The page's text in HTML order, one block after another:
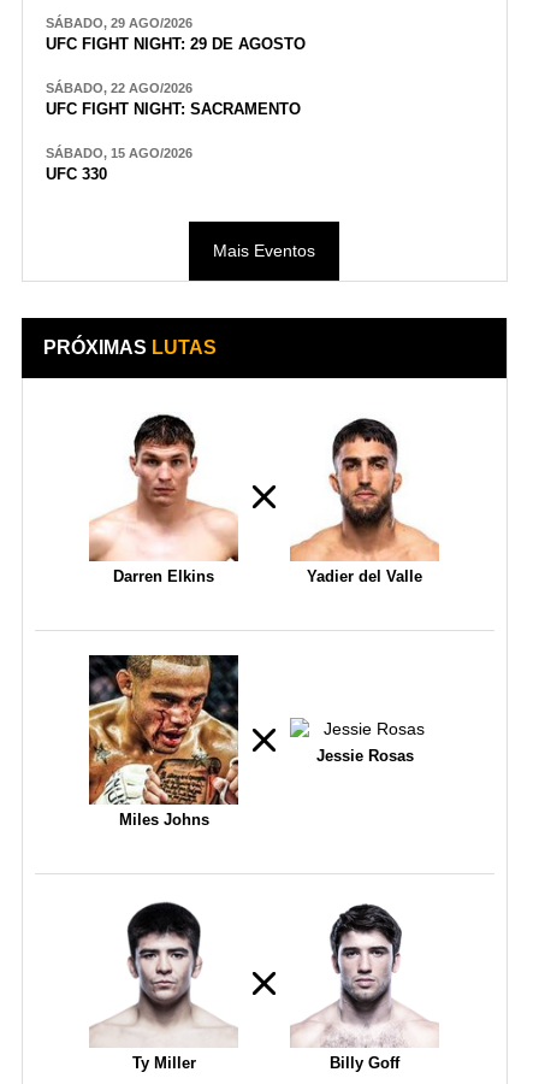
SÁBADO, 29 AGO/2026
UFC FIGHT NIGHT: 29 DE AGOSTO
SÁBADO, 22 AGO/2026
UFC FIGHT NIGHT: SACRAMENTO
SÁBADO, 15 AGO/2026
UFC 330
Mais Eventos
PRÓXIMAS LUTAS
Darren Elkins Yadier del Valle
Miles Johns
Jessie Rosas
Ty Miller Billy Goff